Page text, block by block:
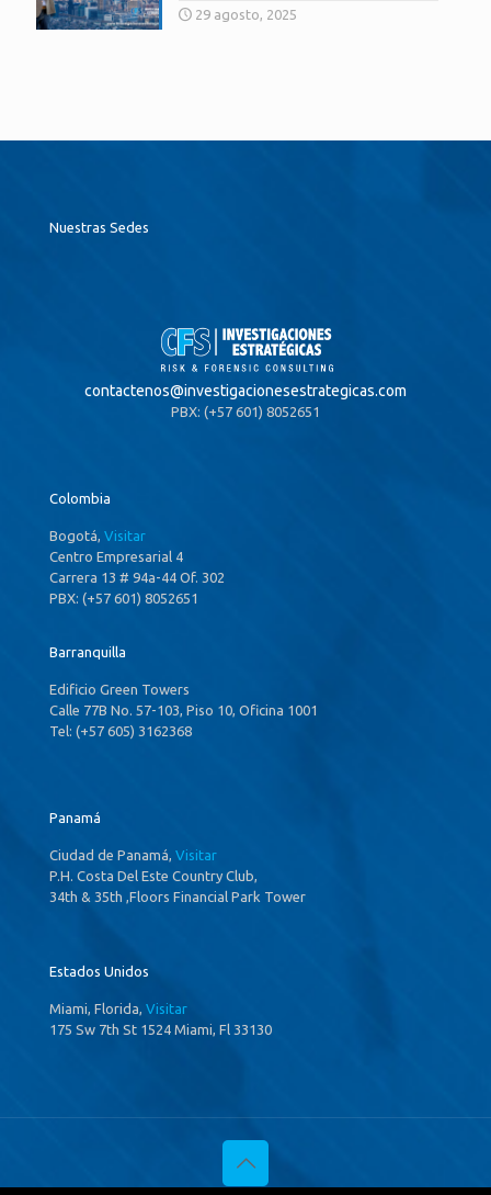
29 agosto, 2025
Nuestras Sedes
contactenos@investigacionesestrategicas.com
PBX: (+57 601) 8052651
Colombia
Bogotá, Visitar
Centro Empresarial 4
Carrera 13 # 94a-44 Of. 302
PBX: (+57 601) 8052651
Barranquilla
Edificio Green Towers
Calle 77B No. 57-103, Piso 10, Oficina 1001
Tel: (+57 605) 3162368
Panamá
Ciudad de Panamá, Visitar
P.H. Costa Del Este Country Club,
34th & 35th ,Floors Financial Park Tower
Estados Unidos
Miami, Florida, Visitar
175 Sw 7th St 1524 Miami, Fl 33130